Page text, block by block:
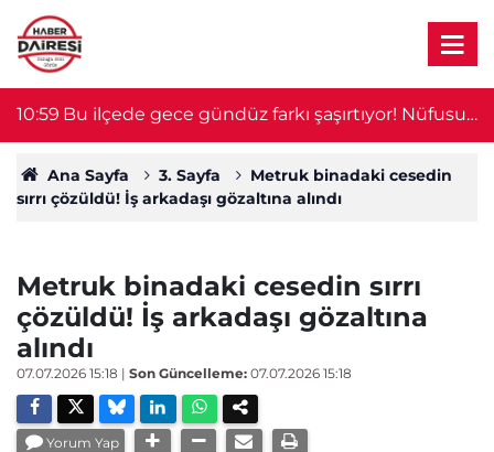
10:59 Bu ilçede gece gündüz farkı şaşırtıyor! Nüfusu
100 katına çıkıyor
Ana Sayfa 3. Sayfa
Metruk binadaki cesedin
sırrı çözüldü! İş arkadaşı gözaltına alındı
Metruk binadaki cesedin sırrı
çözüldü! İş arkadaşı gözaltına
alındı
07.07.2026 15:18 | Son Güncelleme: 07.07.2026 15:18
Yorum Yap